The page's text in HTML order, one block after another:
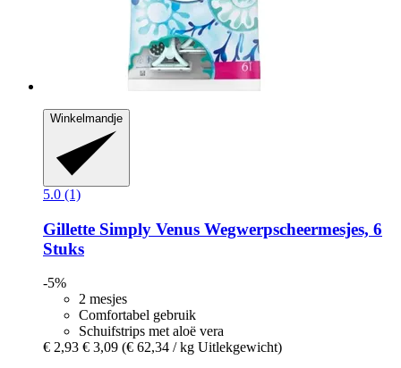
Winkelmandje
5.0 (1)
Gillette Simply Venus Wegwerpscheermesjes, 6
Stuks
-5%
2 mesjes
Comfortabel gebruik
Schuifstrips met aloë vera
€ 2,93 € 3,09 (€ 62,34 / kg Uitlekgewicht)